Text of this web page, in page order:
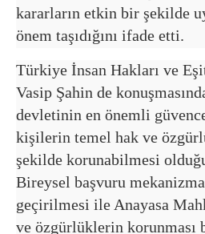
kararların etkin bir şekilde
önem taşıdığını ifade etti.
Türkiye İnsan Hakları ve
Vasip Şahin de
devletinin en önemli
kişilerin temel hak ve
şekilde korunabilmesi
Bireysel başvuru
geçirilmesi ile Anayasa
ve özgürlüklerin korunması